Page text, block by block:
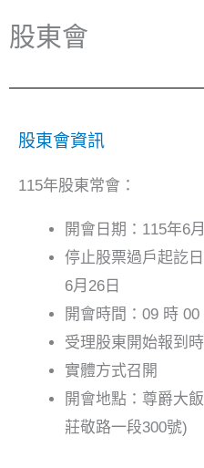
股東會
股東會資訊
115年股東常會：
開會日期：115年6
停止股票過戶起訖
6月26日
開會時間：09 時
受理股東開始報到
實體方式召開
開會地點：尊爵大
莊敬路一段300號)